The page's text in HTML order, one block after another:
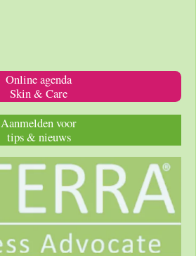
Online agenda
Skin & Care
Aanmelden voor
tips & nieuws